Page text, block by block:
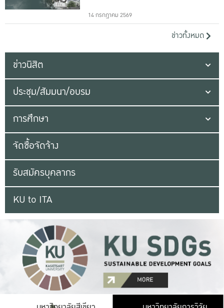
14 กรกฎาคม 2569
ข่าวทั้งหมด
ข่าวนิสิต
ประชุม/สัมมนา/อบรม
การศึกษา
จัดซื้อจัดจ้าง
รับสมัครบุคลากร
KU to ITA
มหาวิ